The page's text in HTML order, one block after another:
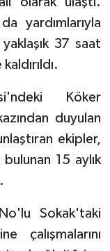
yardımlarıyla
37 saat
Köker
duyulan
ekipler,
15 aylık
Sokak'taki
çalışmalarını